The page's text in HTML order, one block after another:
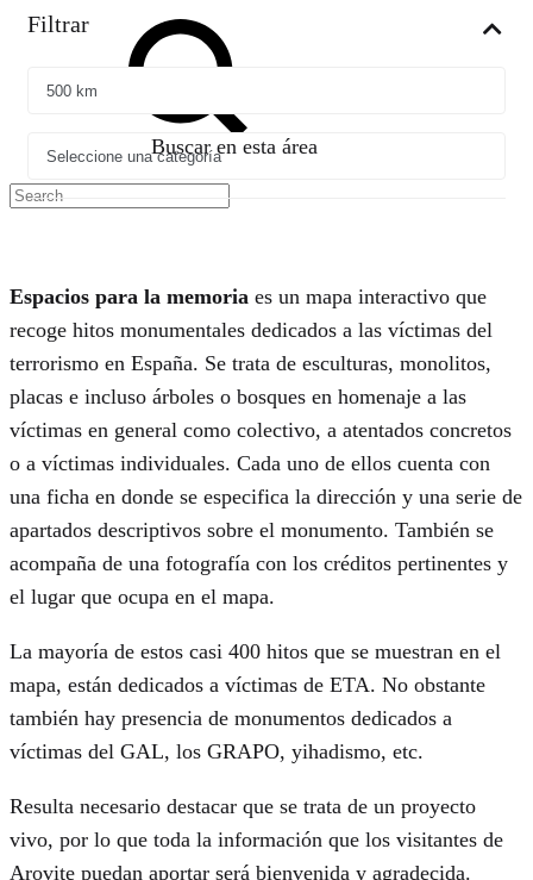
Filtrar
Buscar en esta área
Espacios para la memoria es un mapa interactivo que
recoge hitos monumentales dedicados a las víctimas del
terrorismo en España. Se trata de esculturas, monolitos,
placas e incluso árboles o bosques en homenaje a las
víctimas en general como colectivo, a atentados concretos
o a víctimas individuales. Cada uno de ellos cuenta con
una ficha en donde se especifica la dirección y una serie de
apartados descriptivos sobre el monumento. También se
acompaña de una fotografía con los créditos pertinentes y
el lugar que ocupa en el mapa.
La mayoría de estos casi 400 hitos que se muestran en el
mapa, están dedicados a víctimas de ETA. No obstante
también hay presencia de monumentos dedicados a
víctimas del GAL, los GRAPO, yihadismo, etc.
Resulta necesario destacar que se trata de un proyecto
vivo, por lo que toda la información que los visitantes de
Arovite puedan aportar será bienvenida y agradecida.